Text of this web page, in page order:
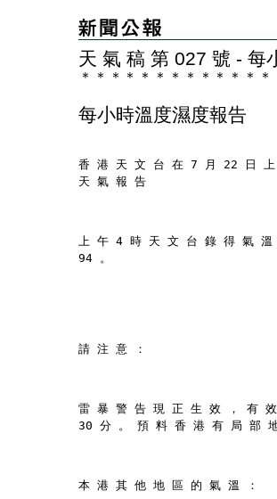
天 氣 稿 第 027 號 - 每
＊ ＊ ＊ ＊ ＊ ＊ ＊ ＊ ＊ ＊ ＊ ＊ ＊
每小時溫度濕度報告
香 港 天 文 台 在 7 月 22 日
天 氣 報 告
上 午 4 時 天 文 台 錄 得 氣
94 。
請 注 意 ：
雷 暴 警 告 現 正 生 效 ， 有
30 分 。 預 料 香 港 有 局 部
本 港 其 他 地 區 的 氣 溫 ：